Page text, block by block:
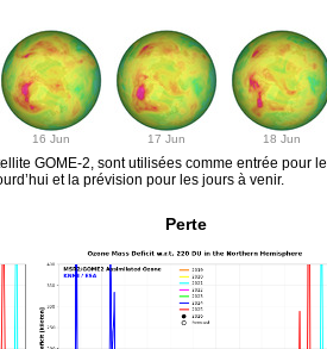
16 Jun 17 Jun 18 Jun
GOME-2, sont utilisées comme entrée pour le
et la prévision pour les jours à venir.
Perte